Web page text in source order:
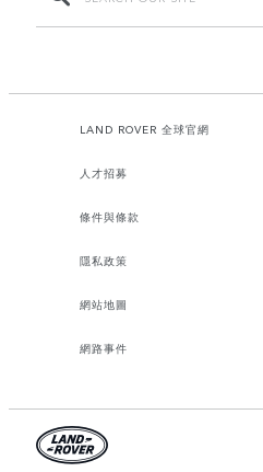
LAND ROVER 全球官網
人才招募
條件與條款
隱私政策
網站地圖
網路事件